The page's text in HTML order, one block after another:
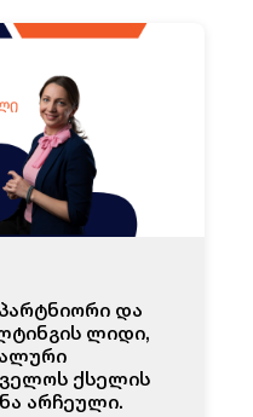
და
ლიდი,
ქსელის
არჩეული.